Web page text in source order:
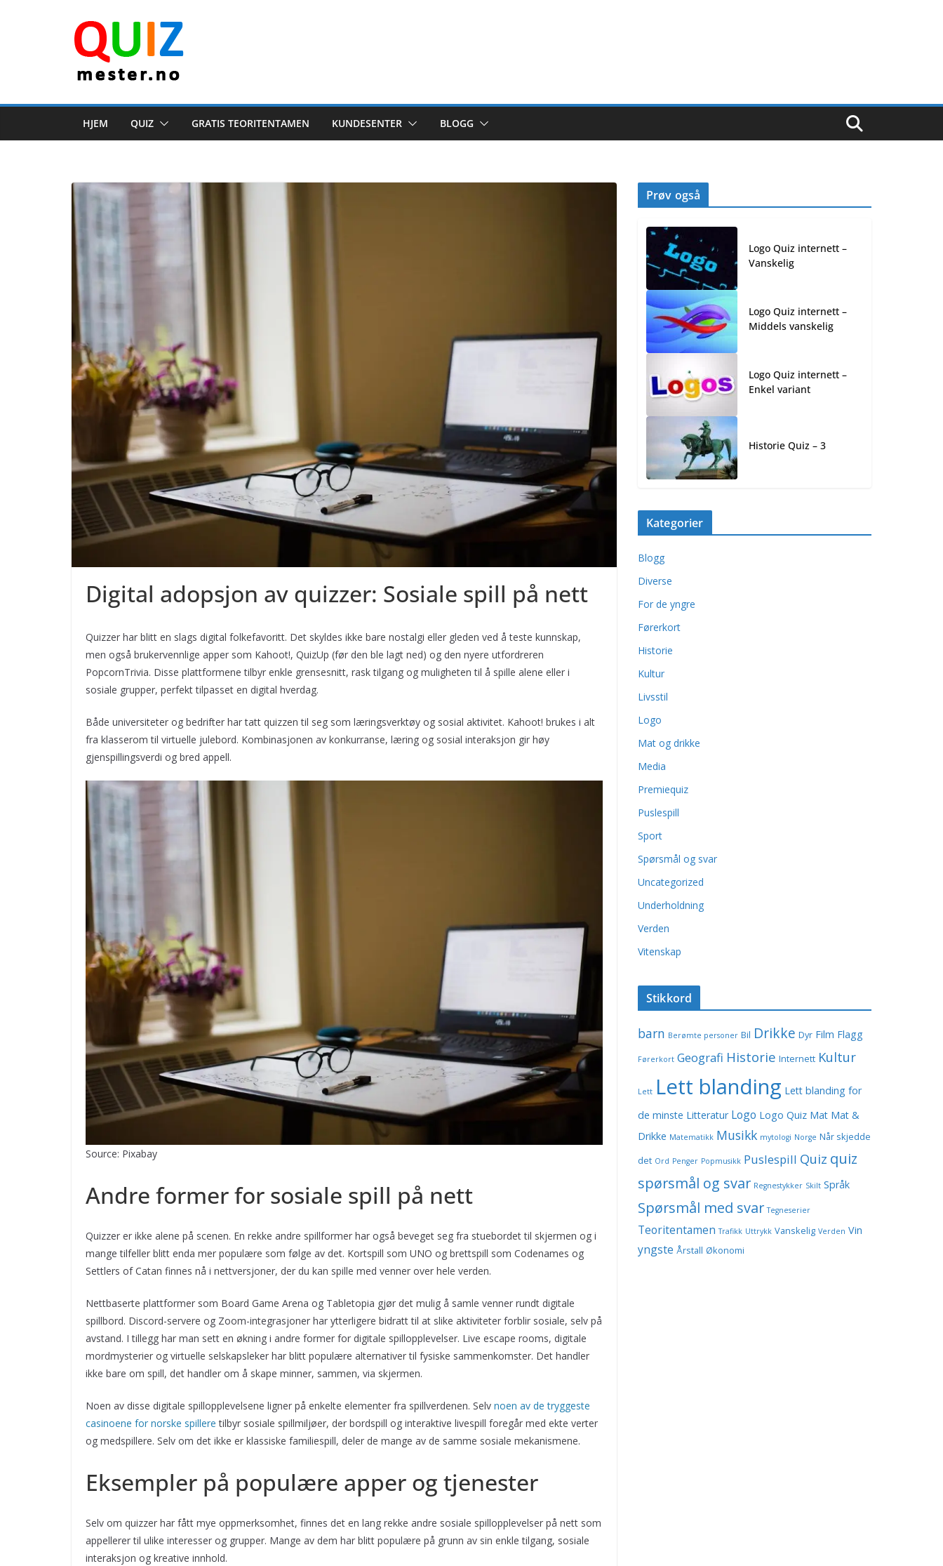
HJEM QUIZ GRATIS TEORITENTAMEN KUNDESENTER BLOGG
Digital adopsjon av quizzer: Sosiale spill på nett
Quizzer har blitt en slags digital folkefavoritt. Det skyldes ikke bare nostalgi eller gleden ved å teste kunnskap,
men også brukervennlige apper som Kahoot!, QuizUp (før den ble lagt ned) og den nyere utfordreren
PopcornTrivia. Disse plattformene tilbyr enkle grensesnitt, rask tilgang og muligheten til å spille alene eller i
sosiale grupper, perfekt tilpasset en digital hverdag.
Både universiteter og bedrifter har tatt quizzen til seg som læringsverktøy og sosial aktivitet. Kahoot! brukes i alt
fra klasserom til virtuelle julebord. Kombinasjonen av konkurranse, læring og sosial interaksjon gir høy
gjenspillingsverdi og bred appell.
Source: Pixabay
Andre former for sosiale spill på nett
Quizzer er ikke alene på scenen. En rekke andre spillformer har også beveget seg fra stuebordet til skjermen og i
mange tilfeller blitt enda mer populære som følge av det. Kortspill som UNO og brettspill som Codenames og
Settlers of Catan finnes nå i nettversjoner, der du kan spille med venner over hele verden.
Nettbaserte plattformer som Board Game Arena og Tabletopia gjør det mulig å samle venner rundt digitale
spillbord. Discord-servere og Zoom-integrasjoner har ytterligere bidratt til at slike aktiviteter forblir sosiale, selv på
avstand. I tillegg har man sett en økning i andre former for digitale spillopplevelser. Live escape rooms, digitale
mordmysterier og virtuelle selskapsleker har blitt populære alternativer til fysiske sammenkomster. Det handler
ikke bare om spill, det handler om å skape minner, sammen, via skjermen.
Noen av disse digitale spillopplevelsene ligner på enkelte elementer fra spillverdenen. Selv noen av de tryggeste
casinoene for norske spillere tilbyr sosiale spillmiljøer, der bordspill og interaktive livespill foregår med ekte verter
og medspillere. Selv om det ikke er klassiske familiespill, deler de mange av de samme sosiale mekanismene.
Eksempler på populære apper og tjenester
Selv om quizzer har fått mye oppmerksomhet, finnes det en lang rekke andre sosiale spillopplevelser på nett som
appellerer til ulike interesser og grupper. Mange av dem har blitt populære på grunn av sin enkle tilgang, sosiale
interaksjon og kreative innhold.
Prøv også
Logo Quiz internett –
Vanskelig
Logo Quiz internett –
Middels vanskelig
Logo Quiz internett –
Enkel variant
Historie Quiz – 3
Kategorier
Blogg
Diverse
For de yngre
Førerkort
Historie
Kultur
Livsstil
Logo
Mat og drikke
Media
Premiequiz
Puslespill
Sport
Spørsmål og svar
Uncategorized
Underholdning
Verden
Vitenskap
Stikkord
barn Berømte personer Bil Drikke Dyr Film Flagg
Førerkort Geografi Historie Internett Kultur
Lett Lett blanding Lett blanding for
de minste Litteratur Logo Logo Quiz Mat Mat &
Drikke Matematikk Musikk mytologi Norge Når skjedde
det Ord Penger Popmusikk Puslespill Quiz quiz
spørsmål og svar Regnestykker Skilt Språk
Spørsmål med svar Tegneserier
Teoritentamen Trafikk Uttrykk Vanskelig Verden Vin
yngste Årstall Økonomi